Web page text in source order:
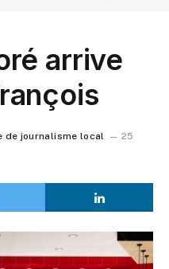
arrive
de journalisme local
25